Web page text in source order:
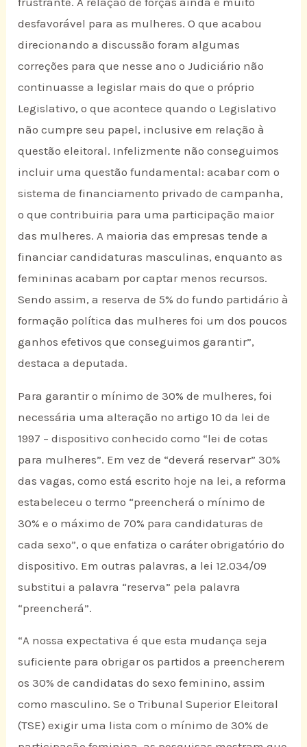
desfavorável para as mulheres. O que acabou
direcionando a discussão foram algumas
correções para que nesse ano o Judiciário não
continuasse a legislar mais do que o próprio
Legislativo, o que acontece quando o Legislativo
não cumpre seu papel, inclusive em relação à
questão eleitoral. Infelizmente não conseguimos
incluir uma questão fundamental: acabar com o
sistema de financiamento privado de campanha,
o que contribuiria para uma participação maior
das mulheres. A maioria das empresas tende a
financiar candidaturas masculinas, enquanto as
femininas acabam por captar menos recursos.
Sendo assim, a reserva de 5% do fundo partidário à
formação política das mulheres foi um dos poucos
ganhos efetivos que conseguimos garantir”,
destaca a deputada.
Para garantir o mínimo de 30% de mulheres, foi
necessária uma alteração no artigo 10 da lei de
1997 – dispositivo conhecido como “lei de cotas
para mulheres”. Em vez de “deverá reservar” 30%
das vagas, como está escrito hoje na lei, a reforma
estabeleceu o termo “preencherá o mínimo de
30% e o máximo de 70% para candidaturas de
cada sexo”, o que enfatiza o caráter obrigatório do
dispositivo. Em outras palavras, a lei 12.034/09
substitui a palavra “reserva” pela palavra
“preencherá”.
“A nossa expectativa é que esta mudança seja
suficiente para obrigar os partidos a preencherem
os 30% de candidatas do sexo feminino, assim
como masculino. Se o Tribunal Superior Eleitoral
(TSE) exigir uma lista com o mínimo de 30% de